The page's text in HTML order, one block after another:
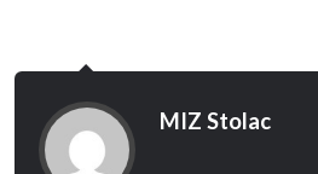
MIZ Stolac